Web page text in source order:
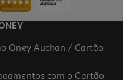
Oney Auchan / Cartão
com o Cartão